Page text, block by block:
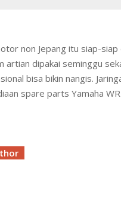
non Jepang itu siap-
artian dipakai seminggu
bisa bikin nangis.
spare parts Yamaha